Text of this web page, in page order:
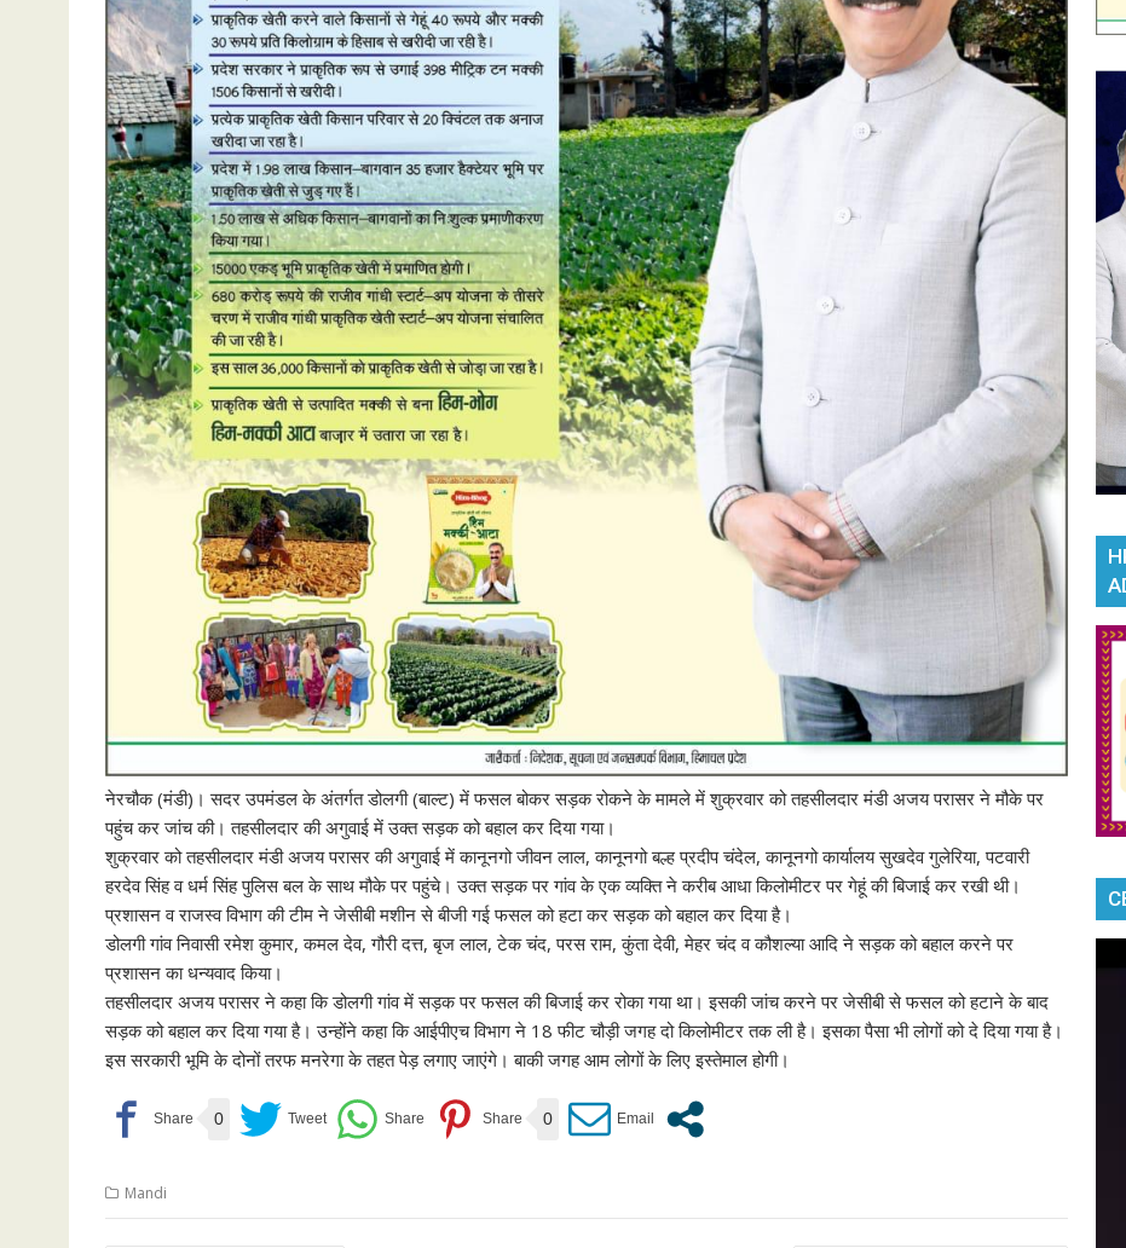
नेरचौक (मंडी)। सदर उपमंडल के अंतर्गत डोलगी (बाल्ट) में फसल बोकर सड़क रोकने के मामले में शुक्रवार को तहसीलदार मंडी अजय परासर ने मौके पर
पहुंच कर जांच की। तहसीलदार की अगुवाई में उक्त सड़क को बहाल कर दिया गया।
शुक्रवार को तहसीलदार मंडी अजय परासर की अगुवाई में कानूनगो जीवन लाल, कानूनगो बल्ह प्रदीप चंदेल, कानूनगो कार्यालय सुखदेव गुलेरिया, पटवारी
हरदेव सिंह व धर्म सिंह पुलिस बल के साथ मौके पर पहुंचे। उक्त सड़क पर गांव के एक व्यक्ति ने करीब आधा किलोमीटर पर गेहूं की बिजाई कर रखी थी।
प्रशासन व राजस्व विभाग की टीम ने जेसीबी मशीन से बीजी गई फसल को हटा कर सड़क को बहाल कर दिया है।
डोलगी गांव निवासी रमेश कुमार, कमल देव, गौरी दत्त, बृज लाल, टेक चंद, परस राम, कुंता देवी, मेहर चंद व कौशल्या आदि ने सड़क को बहाल करने पर
प्रशासन का धन्यवाद किया।
तहसीलदार अजय परासर ने कहा कि डोलगी गांव में सड़क पर फसल की बिजाई कर रोका गया था। इसकी जांच करने पर जेसीबी से फसल को हटाने के बाद
सड़क को बहाल कर दिया गया है। उन्होंने कहा कि आईपीएच विभाग ने 18 फीट चौड़ी जगह दो किलोमीटर तक ली है। इसका पैसा भी लोगों को दे दिया गया है।
इस सरकारी भूमि के दोनों तरफ मनरेगा के तहत पेड़ लगाए जाएंगे। बाकी जगह आम लोगों के लिए इस्तेमाल होगी।
0 0
Mandi